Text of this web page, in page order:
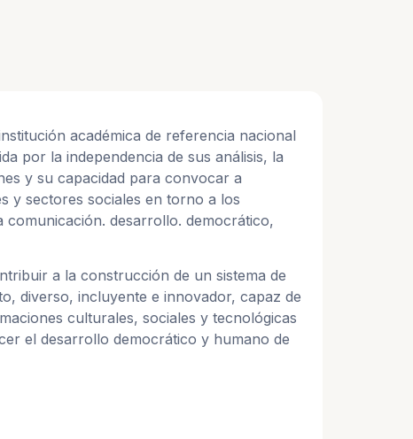
académica de referencia nacional
por la independencia de sus análisis, la
y su capacidad para convocar a
y sectores sociales en torno a los
comunicación. desarrollo. democrático,
a la construcción de un sistema de
diverso, incluyente e innovador, capaz de
culturales, sociales y tecnológicas
el desarrollo democrático y humano de